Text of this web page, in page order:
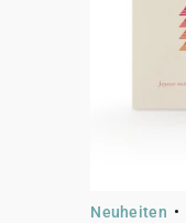
Neuheiten